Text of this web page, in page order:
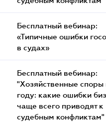
Бесплатный вебинар:
«Типичные ошибки
в судах»
Бесплатный вебинар:
"Хозяйственные споры
году: какие ошибки
чаще всего приводят к
судебным конфликтам"